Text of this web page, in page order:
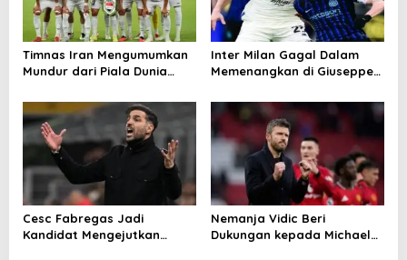
Timnas Iran Mengumumkan
Mundur dari Piala Dunia
Inter Milan Gagal Dalam
Memenangkan di Giuseppe
Cesc Fabregas Jadi
Kandidat Mengejutkan
Nemanja Vidic Beri
Dukungan kepada Michael